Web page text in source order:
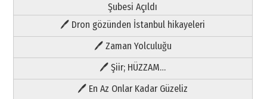
Şubesi Açıldı
🖊 Dron gözünden İstanbul hikayeleri
🖊 Zaman Yolculuğu
🖊 Şiir; HÜZZAM…
🖊 En Az Onlar Kadar Güzeliz